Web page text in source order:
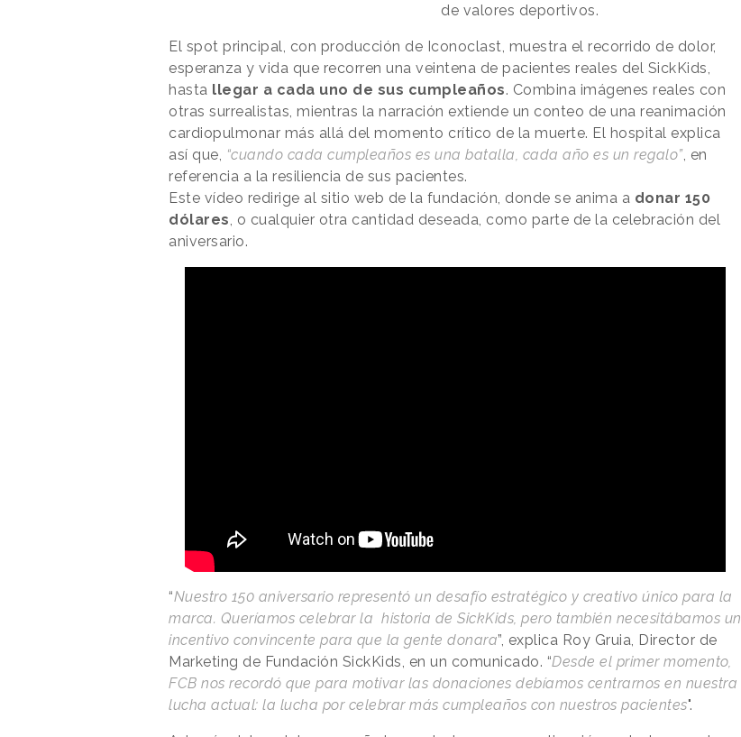
de valores deportivos.
El spot principal, con producción de Iconoclast, muestra el recorrido de dolor,
esperanza y vida que recorren una veintena de pacientes reales del SickKids,
hasta llegar a cada uno de sus cumpleaños. Combina imágenes reales con
otras surrealistas, mientras la narración extiende un conteo de una reanimación
cardiopulmonar más allá del momento crítico de la muerte. El hospital explica
así que, “cuando cada cumpleaños es una batalla, cada año es un regalo”, en
referencia a la resiliencia de sus pacientes.
Este vídeo redirige al sitio web de la fundación, donde se anima a donar 150
dólares, o cualquier otra cantidad deseada, como parte de la celebración del
aniversario.
“Nuestro 150 aniversario representó un desafío estratégico y creativo único para la
marca. Queríamos celebrar la historia de SickKids, pero también necesitábamos un
incentivo convincente para que la gente donara”, explica Roy Gruia, Director de
Marketing de Fundación SickKids, en un comunicado. “Desde el primer momento,
FCB nos recordó que para motivar las donaciones debíamos centrarnos en nuestra
lucha actual: la lucha por celebrar más cumpleaños con nuestros pacientes".